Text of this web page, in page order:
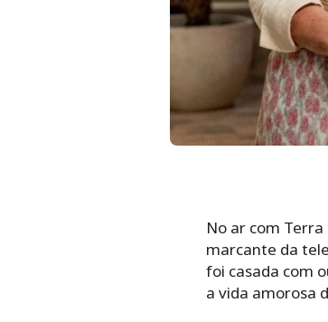
No ar com
marcante da
foi casada com
a vida amorosa